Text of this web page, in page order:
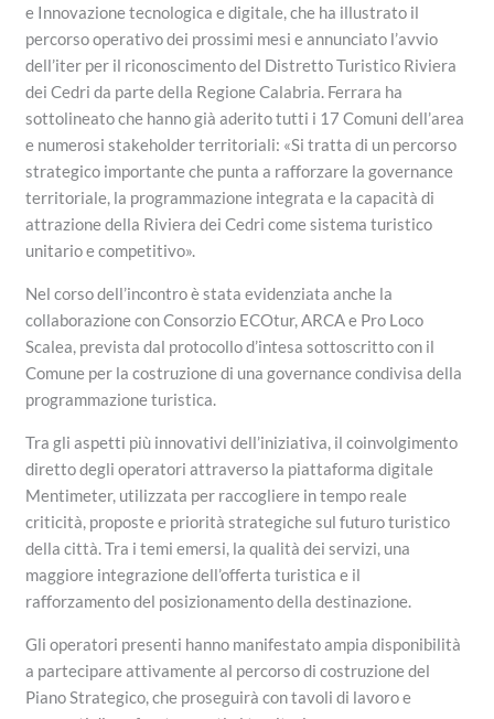
e Innovazione tecnologica e digitale, che ha illustrato il
percorso operativo dei prossimi mesi e annunciato l’avvio
dell’iter per il riconoscimento del Distretto Turistico Riviera
dei Cedri da parte della Regione Calabria. Ferrara ha
sottolineato che hanno già aderito tutti i 17 Comuni dell’area
e numerosi stakeholder territoriali: «Si tratta di un percorso
strategico importante che punta a rafforzare la governance
territoriale, la programmazione integrata e la capacità di
attrazione della Riviera dei Cedri come sistema turistico
unitario e competitivo».
Nel corso dell’incontro è stata evidenziata anche la
collaborazione con Consorzio ECOtur, ARCA e Pro Loco
Scalea, prevista dal protocollo d’intesa sottoscritto con il
Comune per la costruzione di una governance condivisa della
programmazione turistica.
Tra gli aspetti più innovativi dell’iniziativa, il coinvolgimento
diretto degli operatori attraverso la piattaforma digitale
Mentimeter, utilizzata per raccogliere in tempo reale
criticità, proposte e priorità strategiche sul futuro turistico
della città. Tra i temi emersi, la qualità dei servizi, una
maggiore integrazione dell’offerta turistica e il
rafforzamento del posizionamento della destinazione.
Gli operatori presenti hanno manifestato ampia disponibilità
a partecipare attivamente al percorso di costruzione del
Piano Strategico, che proseguirà con tavoli di lavoro e